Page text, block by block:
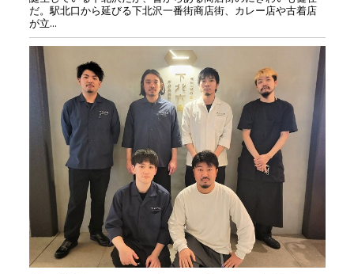
だ。駅北口から延びる下北沢一番街商店街、カレー店や古着店
が立...